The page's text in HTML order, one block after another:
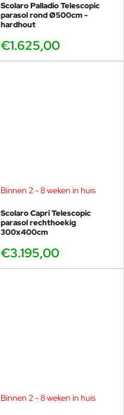
Scolaro Palladio Telescopic
parasol rond Ø500cm -
hardhout
€1.625,00
Binnen 2 - 8 weken in huis
Scolaro Capri Telescopic
parasol rechthoekig
300x400cm
€3.195,00
Binnen 2 - 8 weken in huis